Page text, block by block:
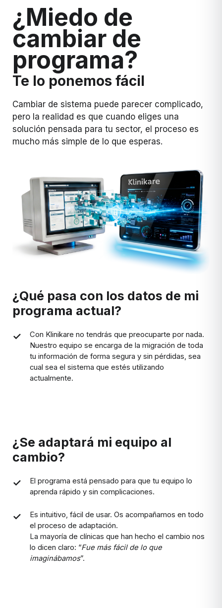
¿Miedo de
cambiar de
programa?
Te lo ponemos fácil
Cambiar de sistema puede parecer complicado,
pero la realidad es que cuando eliges una
solución pensada para tu sector, el proceso es
mucho más simple de lo que esperas.
¿Qué pasa con los datos de mi
programa actual?
Con Klinikare no tendrás que preocuparte por nada.
Nuestro equipo se encarga de la migración de toda
tu información de forma segura y sin pérdidas, sea
cual sea el sistema que estés utilizando
actualmente.
¿Se adaptará mi equipo al
cambio?
El programa está pensado para que tu equipo lo
aprenda rápido y sin complicaciones.
Es intuitivo, fácil de usar. Os acompañamos en todo
el proceso de adaptación.
La mayoría de clínicas que han hecho el cambio nos
lo dicen claro: “Fue más fácil de lo que
imaginábamos”.